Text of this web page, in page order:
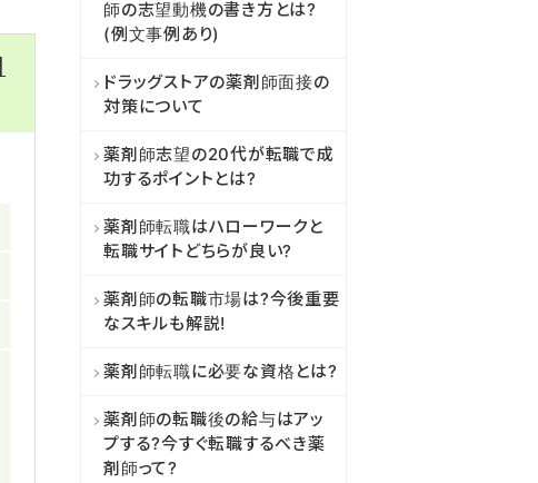
師の志望動機の書き方とは?
(例文事例あり)
ドラッグストアの薬剤師面接の
対策について
薬剤師志望の20代が転職で成
功するポイントとは?
薬剤師転職はハローワークと
転職サイトどちらが良い?
薬剤師の転職市場は?今後重要
なスキルも解説!
薬剤師転職に必要な資格とは?
薬剤師の転職後の給与はアッ
プする?今すぐ転職するべき薬
剤師って?